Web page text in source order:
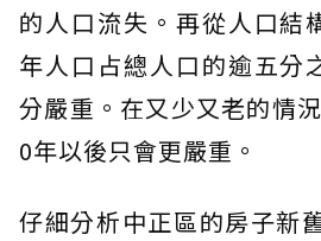
的人口流失。再從人口結
年人口占總人口的逾五分
分嚴重。在又少又老的情
0年以後只會更嚴重。
仔細分析中正區的房子新